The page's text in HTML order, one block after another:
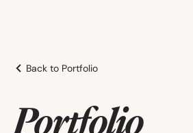
Back to Portfolio